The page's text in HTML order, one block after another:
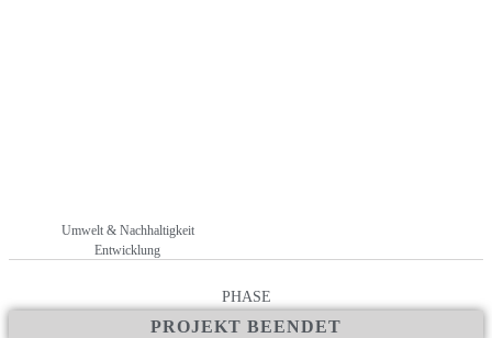
Umwelt & Nachhaltigkeit
Entwicklung
PHASE
PROJEKT BEENDET